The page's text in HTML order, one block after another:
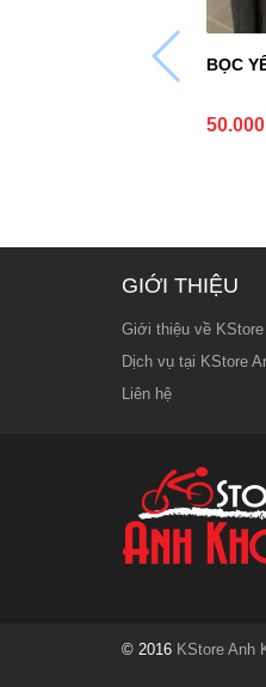
BỌC
50.000
GIỚI THIỆU
Giới thiệu về KStore
Dịch vụ tại KStore
Liên hệ
© 2016 KStore Anh